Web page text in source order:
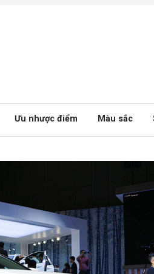
Ưu nhược điểm Màu sắc